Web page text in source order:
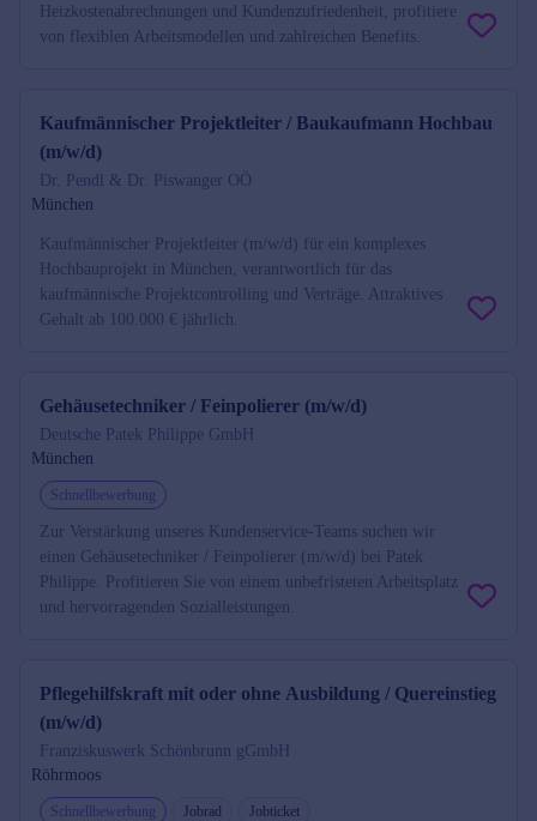
Heizkostenabrechnungen und Kundenzufriedenheit, profitiere
von flexiblen Arbeitsmodellen und zahlreichen Benefits.
Kaufmännischer Projektleiter / Baukaufmann Hochbau
(m/w/d)
Dr. Pendl & Dr. Piswanger OÖ
München
Kaufmännischer Projektleiter (m/w/d) für ein komplexes
Hochbauprojekt in München, verantwortlich für das
kaufmännische Projektcontrolling und Verträge. Attraktives
Gehalt ab 100.000 € jährlich.
Gehäusetechniker / Feinpolierer (m/w/d)
Deutsche Patek Philippe GmbH
München
Schnellbewerbung
Zur Verstärkung unseres Kundenservice-Teams suchen wir
einen Gehäusetechniker / Feinpolierer (m/w/d) bei Patek
Philippe. Profitieren Sie von einem unbefristeten Arbeitsplatz
und hervorragenden Sozialleistungen.
Pflegehilfskraft mit oder ohne Ausbildung / Quereinstieg
(m/w/d)
Franziskuswerk Schönbrunn gGmbH
Röhrmoos
Schnellbewerbung Jobrad Jobticket